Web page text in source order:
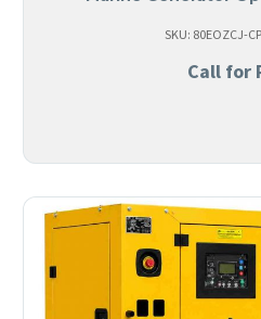
SKU: 80EOZCJ-
Call for